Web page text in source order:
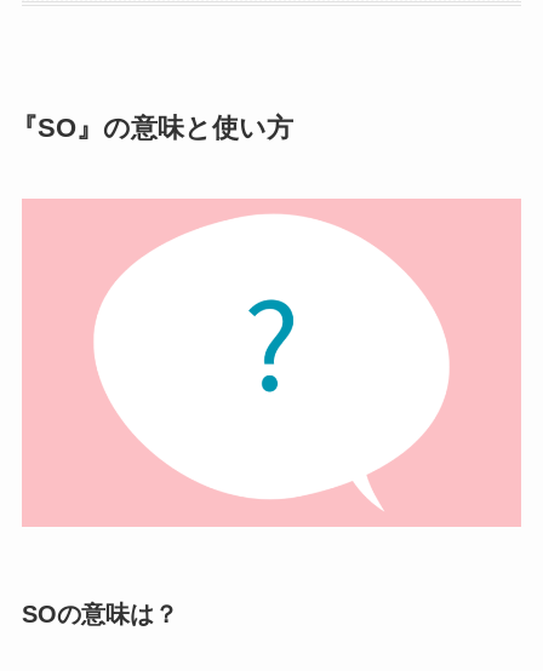
『SO』の意味と使い方
SOの意味は？